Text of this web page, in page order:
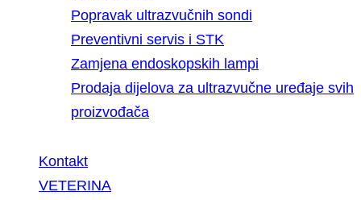
Popravak ultrazvučnih sondi
Preventivni servis i STK
Zamjena endoskopskih lampi
Prodaja dijelova za ultrazvučne uređaje svih
proizvođača
Kontakt
VETERINA